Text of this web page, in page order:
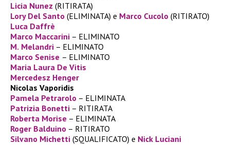
Licia Nunez (RITIRATA)
Lory Del Santo (ELIMINATA) e Marco Cucolo (RITIRATO)
Luca Daffrè
Marco Maccarini – ELIMINATO
M. Melandri – ELIMINATO
Marco Senise – ELIMINATO
Maria Laura De Vitis
Mercedesz Henger
Nicolas Vaporidis
Pamela Petrarolo – ELIMINATA
Patrizia Bonetti – RITIRATA
Roberta Morise – ELIMINATA
Roger Balduino – RITIRATO
Silvano Michetti (SQUALIFICATO) e Nick Luciani